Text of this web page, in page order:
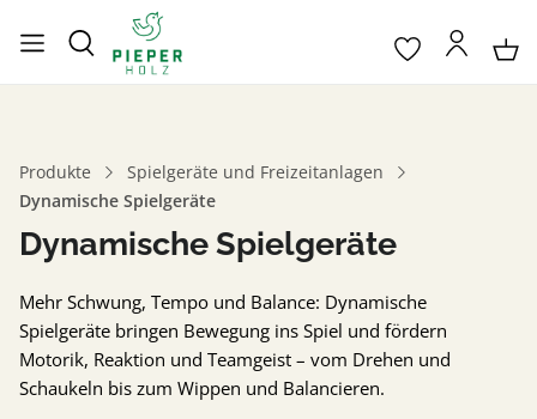
Produkte
Spielgeräte und Freizeitanlagen
Dynamische Spielgeräte
Dynamische Spielgeräte
Mehr Schwung, Tempo und Balance: Dynamische
Spielgeräte bringen Bewegung ins Spiel und fördern
Motorik, Reaktion und Teamgeist – vom Drehen und
Schaukeln bis zum Wippen und Balancieren.